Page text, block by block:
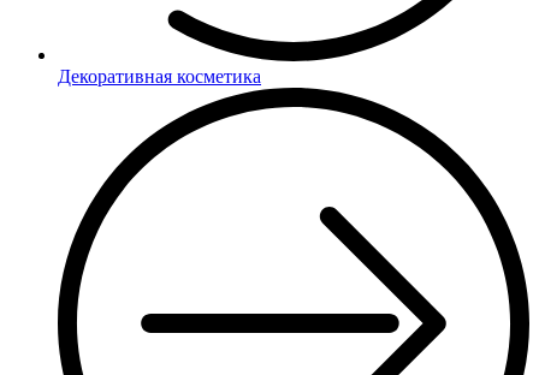
Декоративная косметика